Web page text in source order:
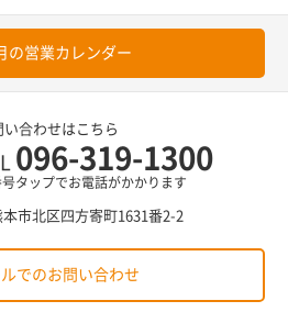
の営業カレンダー
い合わせはこちら
096-319-1300
タップでお電話がかかります
市北区四方寄町1631番2-2
ルでのお問い合わせ